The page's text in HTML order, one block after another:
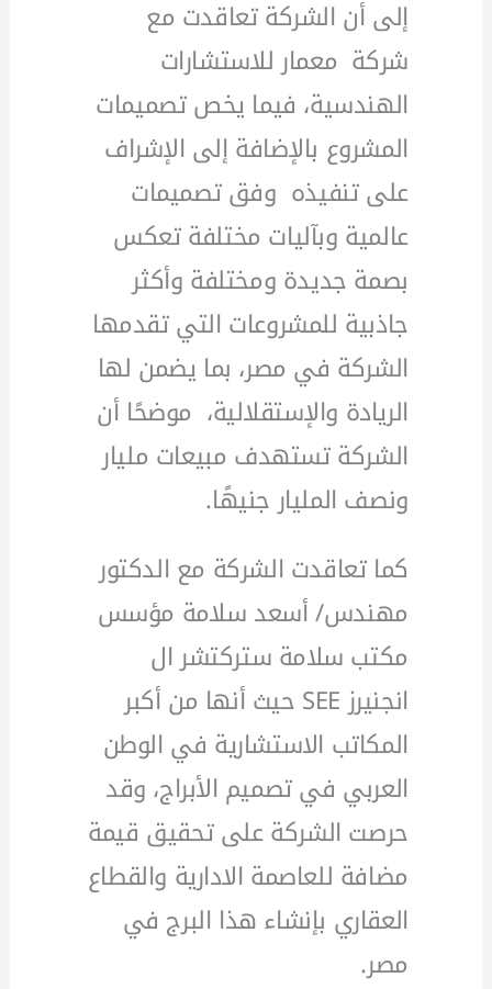
إلى أن الشركة تعاقدت مع
شركة معمار للاستشارات
الهندسية، فيما يخص تصميمات
المشروع بالإضافة إلى الإشراف
على تنفيذه وفق تصميمات
عالمية وبآليات مختلفة تعكس
بصمة جديدة ومختلفة وأكثر
جاذبية للمشروعات التي تقدمها
الشركة في مصر، بما يضمن لها
الريادة والإستقلالية، موضحًا أن
الشركة تستهدف مبيعات مليار
ونصف المليار جنيهًا.
كما تعاقدت الشركة مع الدكتور
مهندس/ أسعد سلامة مؤسس
مكتب سلامة ستركتشر ال
انجنيرز SEE حيث أنها من أكبر
المكاتب الاستشارية في الوطن
العربي في تصميم الأبراج، وقد
حرصت الشركة على تحقيق قيمة
مضافة للعاصمة الادارية والقطاع
العقاري بإنشاء هذا البرج في
مصر.